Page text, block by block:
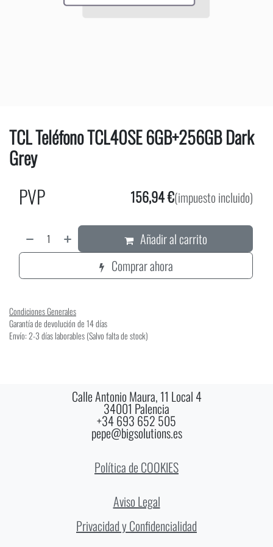
TCL Teléfono TCL40SE 6GB+256GB Dark
Grey
Añadir al carrito
Comprar ahora
PVP 156,94€(impuesto incluido)
Condiciones Generales
Garantía de devolución de 14 días
Envío: 2-3 días laborables (Salvo falta de stock)
Calle Antonio Maura, 11 Local 4
34001 Palencia
+34 693 652 505
pepe@bigsolutions.es
Política de COOKIES
Aviso Legal
Privacidad y Confidencialidad